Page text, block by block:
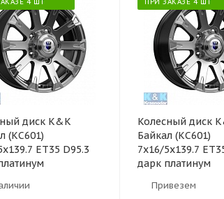
диск K&K
(КС601)
ET35 D95.3
Колесный диск
Байкал (КС601)
7x16/5x139.7
дарк платинум
Привезем